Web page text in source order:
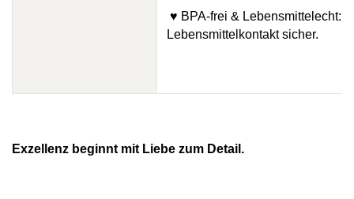
♥ BPA-frei & Lebensmittelecht:
Lebensmittelkontakt sicher.
Exzellenz beginnt mit Liebe zum Detail.